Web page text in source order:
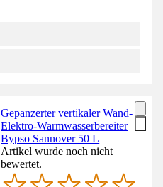
Gepanzerter vertikaler Wand-
Elektro-Warmwasserbereiter
Bypso Sannover 50 L
Artikel wurde noch nicht
bewertet.